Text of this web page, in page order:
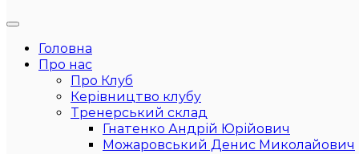
Головна
Про нас
Про Клуб
Керівництво клубу
Тренерський склад
Гнатенко Андрій Юрійович
Можаровський Денис Миколайович